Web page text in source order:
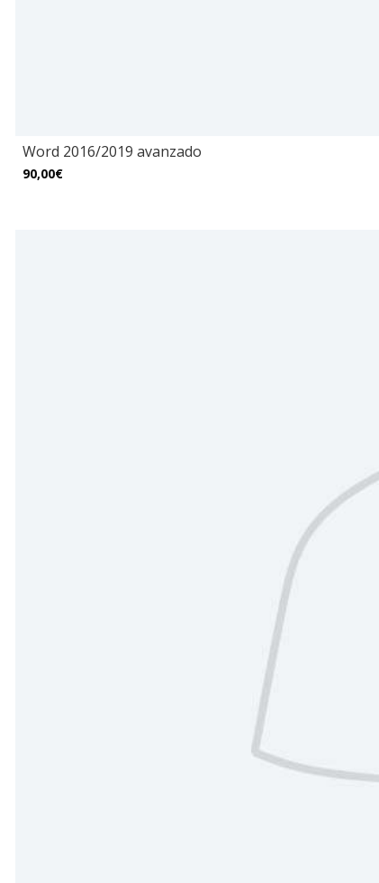
Word 2016/2019 avanzado
90,00€